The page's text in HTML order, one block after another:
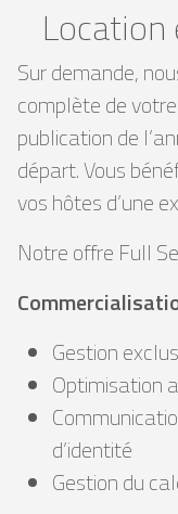
Sur demande,
complète de
publication de
départ. Vous
vos hôtes d’une
Notre offre Full
Gestion
Optimisation
d’identité
Gestion du